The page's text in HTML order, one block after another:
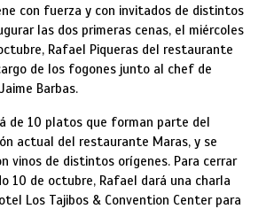
con fuerza y con invitados de distintos
las dos primeras cenas, el miércoles
Rafael Piqueras del restaurante
de los fogones junto al chef de
Barbas.
de 10 platos que forman parte del
actual del restaurante Maras, y se
vinos de distintos orígenes. Para cerrar
10 de octubre, Rafael dará una charla
Los Tajibos & Convention Center para